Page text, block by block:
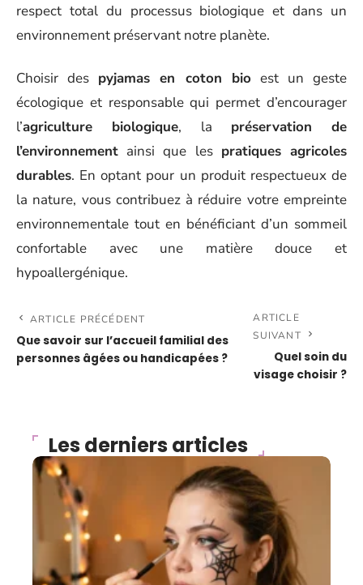
respect total du processus biologique et dans un
environnement préservant notre planète.
Choisir des pyjamas en coton bio est un geste
écologique et responsable qui permet d’encourager
l’agriculture biologique, la préservation de
l’environnement ainsi que les pratiques agricoles
durables. En optant pour un produit respectueux de
la nature, vous contribuez à réduire votre empreinte
environnementale tout en bénéficiant d’un sommeil
confortable avec une matière douce et
hypoallergénique.
ARTICLE PRÉCÉDENT
Que savoir sur l’accueil familial des
personnes âgées ou handicapées ?
ARTICLE
SUIVANT
Quel soin du
visage choisir ?
Les derniers articles